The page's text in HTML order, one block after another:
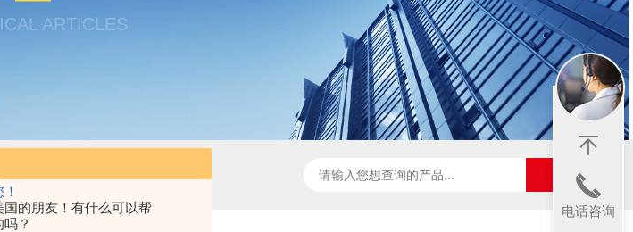
国的朋友！有什么可以帮
？
ARTICLES
成像系统 太阳光诱导叶绿素荧光测试系统 SpecVIEW高光谱
电话咨询